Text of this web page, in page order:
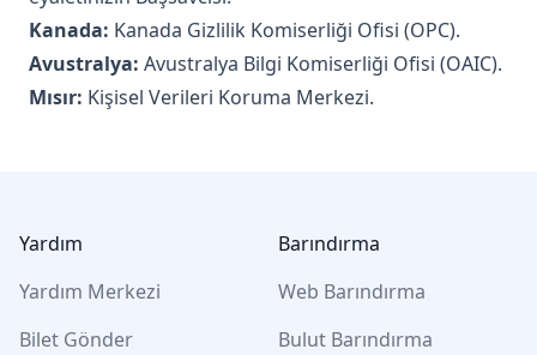
Kanada: Kanada Gizlilik Komiserliği Ofisi (OPC).
Avustralya: Avustralya Bilgi Komiserliği Ofisi (OAIC).
Mısır: Kişisel Verileri Koruma Merkezi.
Yardım
Yardım Merkezi
Bilet Gönder
Barındırma
Web Barındırma
Bulut Barındırma